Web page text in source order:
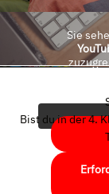
Sie
Bist du in der 4.